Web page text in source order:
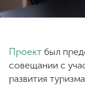
Проект был
совещании с
развития